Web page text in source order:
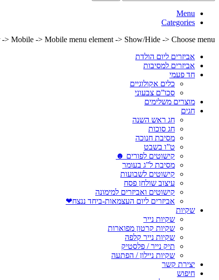
Menu
Categories
> Mobile -> Mobile menu element -> Show/Hide -> Choose menu
אביזרים ליום הולדת
אביזרים למסיבות
חד פעמי
כלים אקולוגיים
סכו”ם צבעוני
מוצרים משלימים
חגים
חג ראש השנה
חג סוכות
מסיבת חנוכה
ט”ו בשבט
קישוטים לפורים ☻
מסיבת ל”ג בעומר
קישוטים לשבועות
עיצוב שולחן פסח
קישוטים ואביזרים למימונה
אביזרים ליום העצמאות-ביחד ננצח❤
שקיות
שקיות נייר
שקיות קרטון מפוארות
שקיות נייר קלפה
תיק נייר / פלסטיק
שקיות ניילון / הפתעה
יצירת קשר
חיפוש